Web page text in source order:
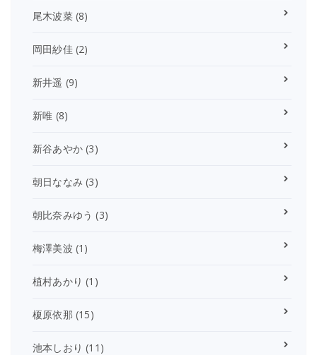
尾木波菜(8)
岡田紗佳(2)
新井遥 (9)
新唯 (8)
新谷あやか (3)
朝日ななみ (3)
朝比奈みゆう (3)
梅澤美波 (1)
植村あかり (1)
榎原依那 (15)
池本しおり (11)